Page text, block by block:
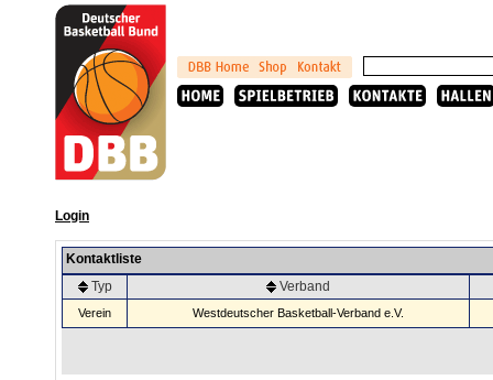
Login
Kontaktliste
Typ
Verband
Verein Westdeutscher Basketball-Verband e.V.